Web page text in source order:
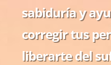
sabiduría y
corregir tus
liberarte del